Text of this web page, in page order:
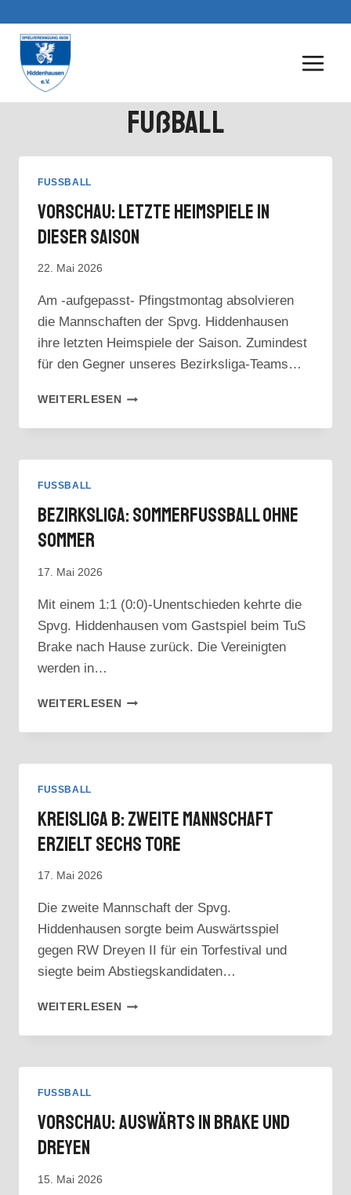
Inhalt
springen
Fußball
FUSSBALL
Vorschau: Letzte Heimspiele In
Dieser Saison
22. Mai 2026
Am -aufgepasst- Pfingstmontag absolvieren
die Mannschaften der Spvg. Hiddenhausen
ihre letzten Heimspiele der Saison. Zumindest
für den Gegner unseres Bezirksliga-Teams…
WEITERLESENVORSCHAU:
HEIMSPIELE
DIESER
FUSSBALL
Bezirksliga: Sommerfussball Ohne
Sommer
17. Mai 2026
Mit einem 1:1 (0:0)-Unentschieden kehrte die
Spvg. Hiddenhausen vom Gastspiel beim TuS
Brake nach Hause zurück. Die Vereinigten
werden in…
WEITERLESENBEZIRKSLIGA:
OHNE
FUSSBALL
Kreisliga B: Zweite Mannschaft
Erzielt Sechs Tore
17. Mai 2026
Die zweite Mannschaft der Spvg.
Hiddenhausen sorgte beim Auswärtsspiel
gegen RW Dreyen II für ein Torfestival und
siegte beim Abstiegskandidaten…
WEITERLESENKREISLIGA
ZWEITE
ERZIELT
FUSSBALL
Vorschau: Auswärts In Brake Und
Dreyen
15. Mai 2026